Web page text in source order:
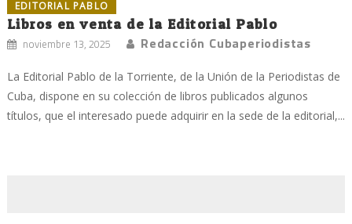
EDITORIAL PABLO
Libros en venta de la Editorial Pablo
noviembre 13, 2025 Redacción Cubaperiodistas
La Editorial Pablo de la Torriente, de la Unión de la Periodistas de
Cuba, dispone en su colección de libros publicados algunos
títulos, que el interesado puede adquirir en la sede de la editorial,...